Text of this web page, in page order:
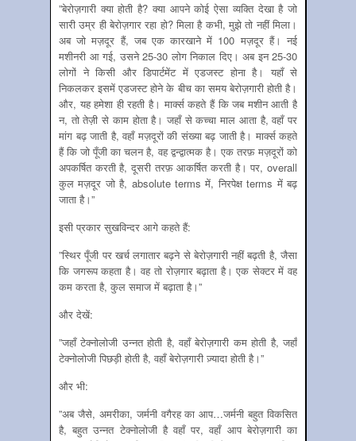
”बेरोज़गारी क्या होती है? क्या आपने कोई ऐसा व्यक्ति देखा है जो
सारी उम्र ही बेरोज़गार रहा हो? मिला है कभी, मुझे तो नहीं मिला।
अब जो मज़दूर हैं, जब एक कारखाने में 100 मज़दूर हैं। नई
मशीनरी आ गई, उसने 25-30 लोग निकाल दिए। अब इन 25-30
लोगों ने किसी और डिपार्टमेंट में एडजस्ट होना है। यहाँ से
निकलकर इसमें एडजस्ट होने के बीच का समय बेरोज़गारी होती है।
और, यह हमेशा ही रहती है। मार्क्स कहते हैं कि जब मशीन आती है
न, तो तेज़ी से काम होता है। जहाँ से कच्चा माल आता है, वहाँ पर
मांग बढ़ जाती है, वहाँ मज़दूरों की संख्या बढ़ जाती है। मार्क्स कहते
हैं कि जो पूँजी का चलन है, वह द्वन्द्वात्मक है। एक तरफ़ मज़दूरों को
अपकर्षित करती है, दूसरी तरफ़ आकर्षित करती है। पर, overall
कुल मज़दूर जो है, absolute terms में, निरपेक्ष terms में बढ़
जाता है।”
इसी प्रकार सुखविन्‍दर आगे कहते हैं:
”स्थिर पूँजी पर खर्च लगातार बढ़ने से बेरोज़गारी नहीं बढ़ती है, जैसा
कि जगरूप कहता है। वह तो रोज़गार बढ़ाता है। एक सेक्टर में वह
कम करता है, कुल समाज में बढ़ाता है।”
और देखें:
”जहाँ टेक्नोलोजी उन्नत होती है, वहाँ बेरोज़गारी कम होती है, जहाँ
टेक्नोलोजी पिछड़ी होती है, वहाँ बेरोज़गारी ज़्यादा होती है।”
और भी:
”अब जैसे, अमरीका, जर्मनी वगैरह का आप…जर्मनी बहुत विकसित
है, बहुत उन्नत टेक्नोलोजी है वहाँ पर, वहाँ आप बेरोज़गारी का